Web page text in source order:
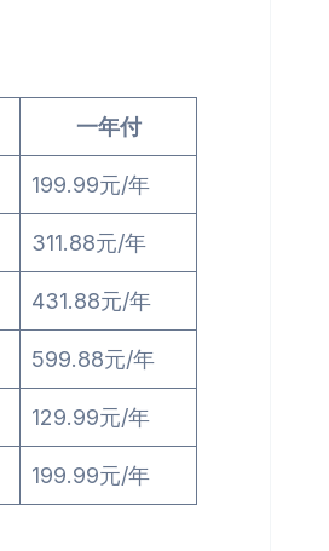
一年付
199.99元/年
311.88元/年
431.88元/年
599.88元/年
129.99元/年
199.99元/年